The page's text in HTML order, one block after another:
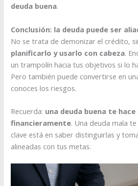
deuda buena.
Conclusión: la deuda puede ser
No se trata de demonizar el crédito,
planificarlo y usarlo con cabeza.
un trampolín hacia tus objetivos si lo
Pero también puede convertirse en
conoces los riesgos.
Recuerda: una deuda buena te
financieramente. Una deuda mala
clave está en saber distinguirlas y
alineadas con tus metas.